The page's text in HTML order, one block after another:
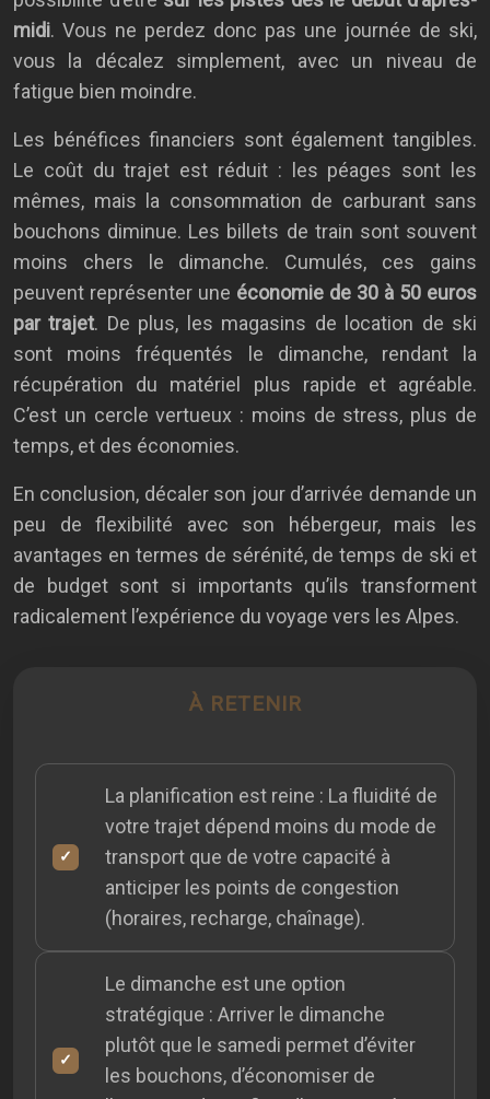
midi. Vous ne perdez donc pas une journée de ski,
vous la décalez simplement, avec un niveau de
fatigue bien moindre.
Les bénéfices financiers sont également tangibles.
Le coût du trajet est réduit : les péages sont les
mêmes, mais la consommation de carburant sans
bouchons diminue. Les billets de train sont souvent
moins chers le dimanche. Cumulés, ces gains
peuvent représenter une économie de 30 à 50 euros
par trajet. De plus, les magasins de location de ski
sont moins fréquentés le dimanche, rendant la
récupération du matériel plus rapide et agréable.
C’est un cercle vertueux : moins de stress, plus de
temps, et des économies.
En conclusion, décaler son jour d’arrivée demande un
peu de flexibilité avec son hébergeur, mais les
avantages en termes de sérénité, de temps de ski et
de budget sont si importants qu’ils transforment
radicalement l’expérience du voyage vers les Alpes.
À RETENIR
La planification est reine : La fluidité de
votre trajet dépend moins du mode de
transport que de votre capacité à
anticiper les points de congestion
(horaires, recharge, chaînage).
Le dimanche est une option
stratégique : Arriver le dimanche
plutôt que le samedi permet d’éviter
les bouchons, d’économiser de